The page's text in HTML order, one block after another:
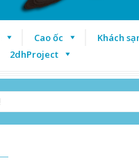
Cao ốc Khách
2dhProject